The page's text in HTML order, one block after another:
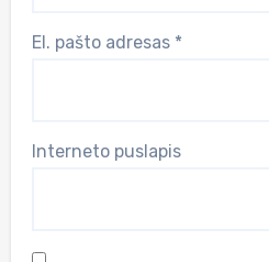
El. pašto adresas *
Interneto puslapis